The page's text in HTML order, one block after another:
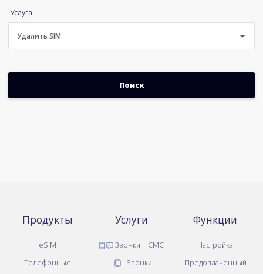
Услуга
Удалить SIM
Продукты
eSIM
Телефонные
Услуги
Звонки + СМС
Звонки
Функции
Настройка
Предоплаченный